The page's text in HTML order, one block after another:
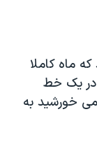
ماه کاملا
در یک خط
خورشید به